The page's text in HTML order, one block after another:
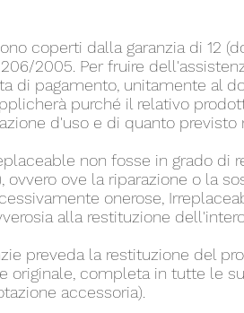
coperti dalla garanzia di 12
2005. Per fruire
di pagamento, unitamente al
purché il relativo
d'uso e di quanto previsto
non fosse in grado di
ove la riparazione o la
onerose,
alla restituzione
preveda la restituzione del
originale, completa in tutte le
accessoria).